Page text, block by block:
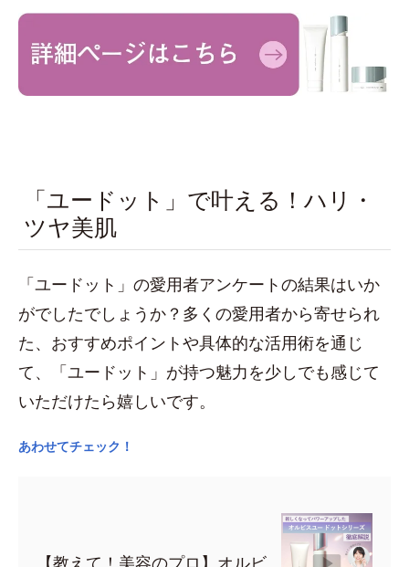
「ユードット」で叶える！ハリ・
ツヤ美肌
「ユードット」の愛用者アンケートの結果はいか
がでしたでしょうか？多くの愛用者から寄せられ
た、おすすめポイントや具体的な活用術を通じ
て、「ユードット」が持つ魅力を少しでも感じて
いただけたら嬉しいです。
あわせてチェック！